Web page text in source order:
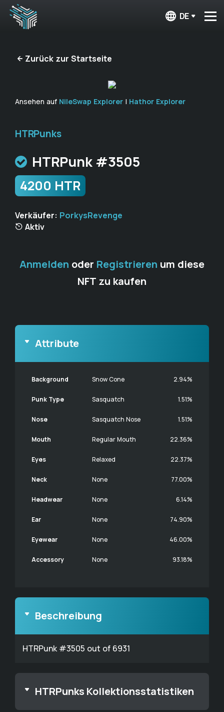
DE
Zurück zur Startseite
Ansehen auf NileSwap Explorer | Hathor Explorer
HTRPunks
HTRPunk #3505
4200 HTR
Verkäufer: PorkysRevenge
Aktiv
Anmelden oder Registrieren um diese
NFT zu kaufen
Attribute
Background Snow Cone 2.94%
Punk Type Sasquatch 1.51%
Nose Sasquatch Nose 1.51%
Mouth Regular Mouth 22.36%
Eyes Relaxed 22.37%
Neck None 77.00%
Headwear None 6.14%
Ear None 74.90%
Eyewear None 46.00%
Accessory None 93.18%
Beschreibung
HTRPunk #3505 out of 6931
HTRPunks Kollektionsstatistiken